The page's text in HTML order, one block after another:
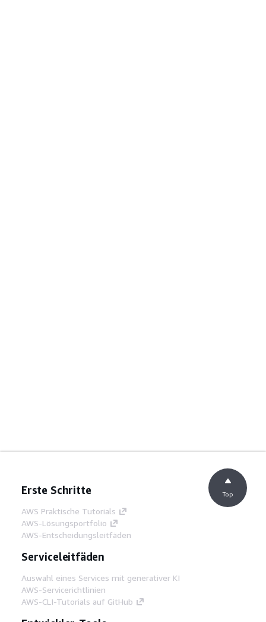
Erste Schritte
AWS Praktische Tutorials
AWS-Lösungsportfolio
AWS-Entscheidungsleitfäden
Serviceleitfäden
Auswahl eines Services mit generativer KI
AWS-Servicerichtlinien
AWS-CLI-Tutorials auf GitHub
Top